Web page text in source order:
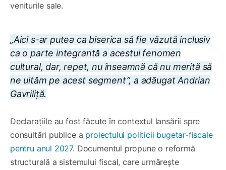
veniturile sale.
„Aici s-ar putea ca biserica să fie văzută inclusiv
ca o parte integrantă a acestui fenomen
cultural, dar, repet, nu înseamnă că nu merită să
ne uităm pe acest segment”, a adăugat Andrian
Gavriliță.
Declarațiile au fost făcute în contextul lansării spre
consultări publice a proiectului politicii bugetar-fiscale
pentru anul 2027. Documentul propune o reformă
structurală a sistemului fiscal, care urmărește